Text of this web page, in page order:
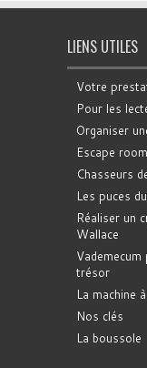
LIENS UTILES
Votre
Pour les
Organiser
Escape
Chasseurs
Les puces
Réaliser un
Wallace
trésor
La machine
Nos clés
La boussole